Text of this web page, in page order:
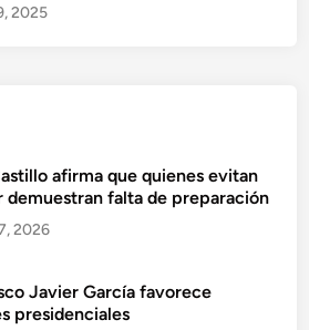
2025
afirma que quienes evitan
demuestran falta de preparación
2026
Javier García favorece
presidenciales